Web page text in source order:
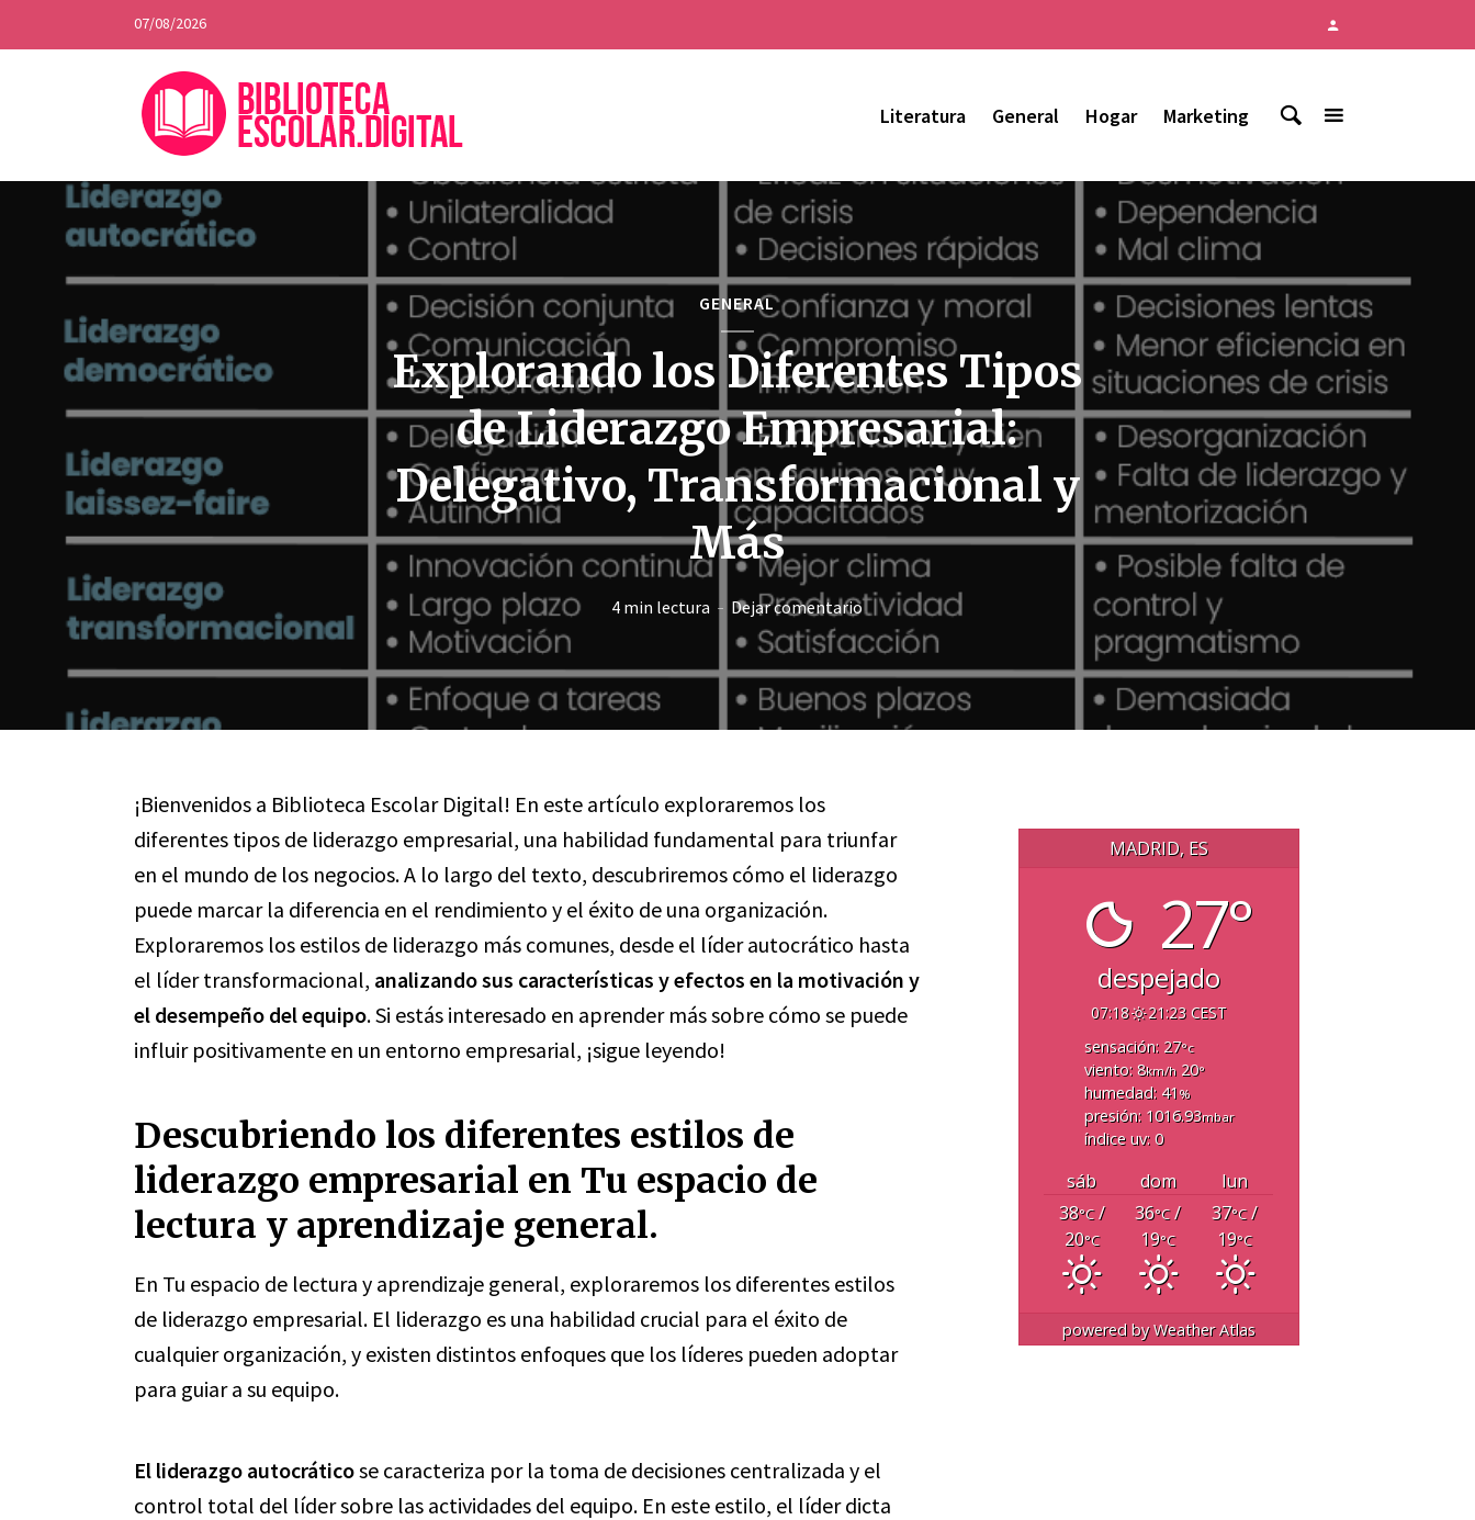
07/08/2026
Literatura General Hogar Marketing
GENERAL
Explorando los Diferentes Tipos
de Liderazgo Empresarial:
Delegativo, Transformacional y
Más
4 min lectura Dejar comentario
¡Bienvenidos a Biblioteca Escolar Digital! En este artículo exploraremos los
diferentes tipos de liderazgo empresarial, una habilidad fundamental para triunfar
en el mundo de los negocios. A lo largo del texto, descubriremos cómo el liderazgo
puede marcar la diferencia en el rendimiento y el éxito de una organización.
Exploraremos los estilos de liderazgo más comunes, desde el líder autocrático hasta
el líder transformacional, analizando sus características y efectos en la motivación y
el desempeño del equipo. Si estás interesado en aprender más sobre cómo se puede
influir positivamente en un entorno empresarial, ¡sigue leyendo!
Descubriendo los diferentes estilos de
liderazgo empresarial en Tu espacio de
lectura y aprendizaje general.
En Tu espacio de lectura y aprendizaje general, exploraremos los diferentes estilos
de liderazgo empresarial. El liderazgo es una habilidad crucial para el éxito de
cualquier organización, y existen distintos enfoques que los líderes pueden adoptar
para guiar a su equipo.
El liderazgo autocráticose caracteriza por la toma de decisiones centralizada y el
control total del líder sobre las actividades del equipo. En este estilo, el líder dicta
MADRID, ES
27°
despejado
07:18
21:23 CEST
sensación: 27°c
viento: 8km/h20°
humedad: 41 %
presión: 1016.93mbar
índice uv: 0
sáb dom
lun
38°C/
20°C
36°C/
19°C
37°C/
19°C
powered byWeather Atlas